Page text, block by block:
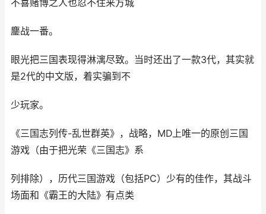
不喜赌博之人也忍不住来方城
鏖战一番。
眼光把三国表现得淋漓尽致。当时还出了一款3代，其实就
是2代的中文版，着实骗到不
少玩家。
《三国志列传-乱世群英》，战略，MD上唯一的原创三国
游戏（由于把光荣《三国志》系
列排除），历代三国游戏（包括PC）少有的佳作，其战斗
场面和《霸王的大陆》有点类